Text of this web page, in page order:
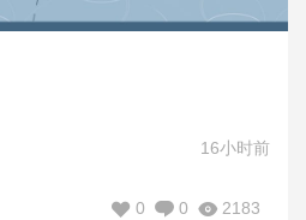
16小时前
2183
0
0